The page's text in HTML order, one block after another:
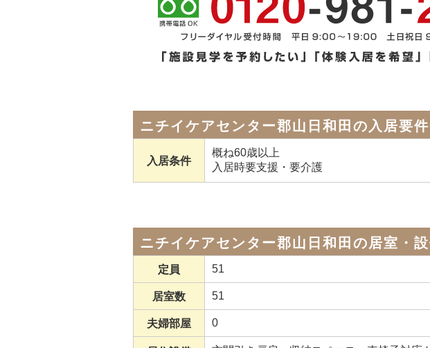
ニチイケアセンター郡山日和田の入居要件
入居条件
概ね60歳以上
入居時要支援・要介護
ニチイケアセンター郡山日和田の居室・
定員 51
居室数 51
夫婦部屋 0